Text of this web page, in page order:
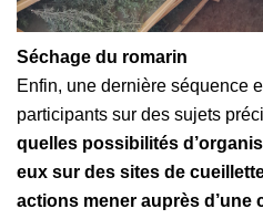
Séchage du romarin
Enfin, une dernière séquence
participants sur des sujets
quelles possibilités
eux sur des sites de
actions mener auprès d’une